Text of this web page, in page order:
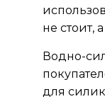
не стоит,
Водно-
для